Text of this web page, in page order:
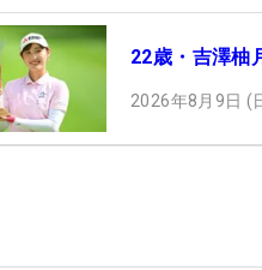
22歳・吉澤柚
2026年8月9日 (